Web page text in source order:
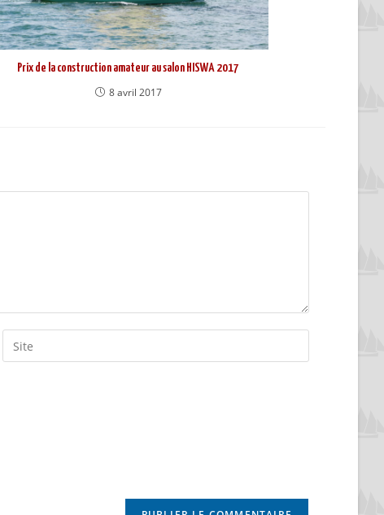
Prix de la construction amateur au salon HISWA 2017
8 avril 2017